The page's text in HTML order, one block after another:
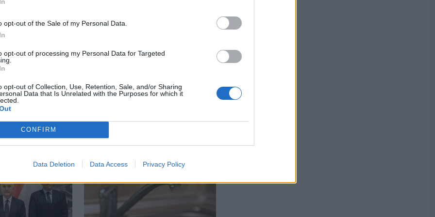
opt-out of the Sale of my Personal Data.
opt-out of processing my Personal Data for Targeted
opt-out of Collection, Use, Retention, Sale, and/or Sharing
Data that Is Unrelated with the Purposes for which it
CONFIRM
Data Deletion Data Access Privacy Policy